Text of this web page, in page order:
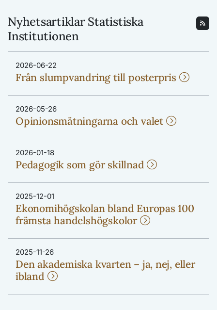
Nyhetsartiklar Statistiska
Institutionen
2026-06-22
Från slumpvandring till posterpris
2026-05-26
Opinionsmätningarna och valet
2026-01-18
Pedagogik som gör skillnad
2025-12-01
Ekonomihögskolan bland Europas 100
främsta handelshögskolor
2025-11-26
Den akademiska kvarten – ja, nej, eller
ibland